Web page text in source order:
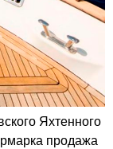
Яхтенного
продажа